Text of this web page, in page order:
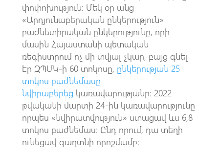
փոփոխություն։ Մեկ օր անց
«Արդյունաբերական ընկերություն»
բաժնետիրական ընկերությունը, որի
մասին Հայաստանի պետական
ռեգիստրում ոչ մի տվյալ չկար, բայց գնել
էր ԶՊՄԿ-ի 60 տոկոսը, ընկերության 25
տոկոս բաժնեմասը
նվիրաբերեց կառավարությանը։ 2022
թվականի մարտի 24-ին կառավարությունը
որպես «նվիրատվություն» ստացավ ևս 6,8
տոկոս բաժնեմաս։ Ընդ որում, դա տեղի
ունեցավ գաղտնի որոշմամբ։